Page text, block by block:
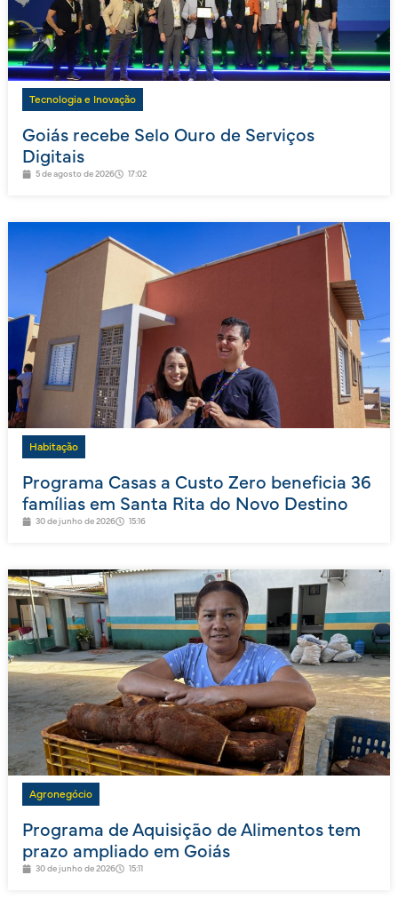
Tecnologia e Inovação
Goiás recebe Selo Ouro de Serviços
Digitais
5 de agosto de 2026 17:02
Habitação
Programa Casas a Custo Zero beneficia 36
famílias em Santa Rita do Novo Destino
30 de junho de 2026 15:16
Agronegócio
Programa de Aquisição de Alimentos tem
prazo ampliado em Goiás
30 de junho de 2026 15:11